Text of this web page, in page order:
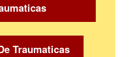
Traumaticas